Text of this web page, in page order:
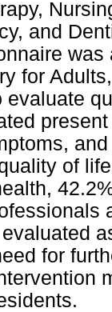
and
for
evaluate
of
for